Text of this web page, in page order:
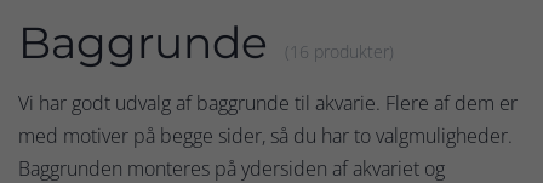
Baggrunde (16 produkter)
Vi har godt udvalg af baggrunde til akvarie. Flere af dem er
med motiver på begge sider, så du har to valgmuligheder.
Baggrunden monteres på ydersiden af akvariet og